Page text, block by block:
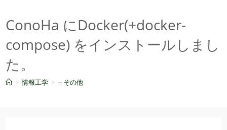
プConoHa にDocker(+docker-
compose) をインストールしまし
た。
> 情報工学 > -- その他